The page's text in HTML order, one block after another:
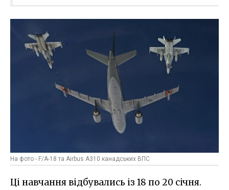
На фото - F/A-18 та Airbus A310 канадських ВПС
Ці навчання відбувались із 18 по 20 січня.